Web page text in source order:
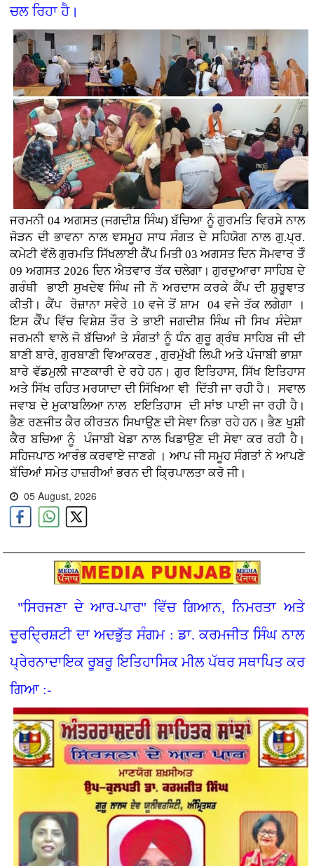
ਚਲ ਰਿਹਾ ਹੈ।
ਜਰਮਨੀ04 ਅਗਸਤ (ਜਗਦੀਸ਼ ਸਿੰਘ) ਬੱਚਿਆ ਨੂੰ ਗੁਰਮਤਿ ਵਿਰਸੇ ਨਾਲ
ਜੋੜਨ ਦੀ ਭਾਵਨਾ ਨਾਲ ਞਸਮੂਹ ਸਾਧ ਸੰਗਤ ਦੇ ਸਹਿਯੋਗ ਨਾਲ ਗੁ.ਪ੍ਰ.
ਕਮੇਟੀ ਵੱਲੋ ਗੁਰਮਤਿ ਸਿੱਖਲਾਈ ਕੈਂਪ ਮਿਤੀ 03 ਅਗਸਤ ਦਿਨ ਸੋਮਵਾਰ ਤੋੰ
09 ਅਗਸਤ 2026 ਦਿਨ ਐਤਵਾਰ ਤੱਕ ਚਲੇਗਾ। ਗੁਰਦੁਆਰਾ ਸਾਹਿਬ ਦੇ
ਗਰੰਥੀ ਭਾਈ ਸੁਖਦੇਞ ਸਿੰਘ ਜੀ ਨੋ ਅਰਦਾਸ ਕਰਕੇ ਕੈਂਪ ਦੀ ਸ਼ੁਰੂਞਾਤ
ਕੀਤੀ। ਕੈਂਪ ਰੋਜ਼ਾਨਾ ਸਵੇਰੇ 10 ਵਜੇ ਤੋਂ ਸ਼ਾਮ 04 ਵਜੇ ਤੱਕ ਲਗੇਗਾ ।
ਇਸ ਕੈੰਪ ਵਿੱਚ ਵਿਸ਼ੇਸ਼ ਤੌਰ ਤੇ ਭਾਈ ਜਗਦੀਸ਼ ਸਿੰਘ ਜੀ ਸਿਖ ਸੰਦੇਸ਼ਾ
ਜਰਮਨੀ ਞਾਲੇ ਜੋ ਬੱਚਿਆਂ ਤੇ ਸੰਗਤਾਂ ਨੂੰ ਧੰਨ ਗੁਰੂ ਗ੍ਰੰਥ ਸਾਹਿਬ ਜੀ ਦੀ
ਬਾਣੀ ਬਾਰੇ, ਗੁਰਬਾਣੀ ਵਿਆਕਰਣ , ਗੁਰਮੁੱਖੀ ਲਿਪੀ ਅਤੇ ਪੰਜਾਬੀ ਭਾਸ਼ਾ
ਬਾਰੇ ਵੱਡਮੁਲੀ ਜਾਣਕਾਰੀ ਦੇ ਰਹੇ ਹਨ। ਗੁਰ ਇਤਿਹਾਸ, ਸਿੱਖ ਇਤਿਹਾਸ
ਅਤੇ ਸਿੱਖ ਰਹਿਤ ਮਰਯਾਦਾ ਦੀ ਸਿੱਖਿਆ ਞੀ ਦਿੱਤੀ ਜਾ ਰਹੀ ਹੈ। ਸਵਾਲ
ਜਵਾਬ ਦੇ ਮੁਕਾਬਲਿਆ ਨਾਲ ੲਇਤਿਹਾਸ ਦੀ ਸਾਂਝ ਪਾਈ ਜਾ ਰਹੀ ਹੈ।
ਭੈਣ ਰਣਜੀਤ ਕੈਰ ਕੀਰਤਨ ਸਿਖਾਉਣ ਦੀ ਸੇਞਾ ਨਿਭਾ ਰਹੇ ਹਨ। ਭੈਣ ਖੁਸ਼ੀ
ਕੈਰ ਬਚਿਆ ਨੂੰ ਪੰਜਾਬੀ ਖੇਡਾ ਨਾਲ ਖਿਡਾਉਣ ਦੀ ਸੇਞਾ ਕਰ ਰਹੀ ਹੈ।
ਸਹਿਜਪਾਠ ਆਰੰਭ ਕਰਵਾਏ ਜਾਣਗੇ । ਆਪ ਜੀ ਸਮੂਹ ਸੰਗਤਾਂ ਨੇ ਆਪਣੇ
ਬੱਚਿਆਂ ਸਮੇਤ ਹਾਜ਼ਰੀਆਂ ਭਰਨ ਦੀ ਕ੍ਰਿਪਾਲਤਾ ਕਰੋ ਜੀ।
05 August, 2026
"ਸਿਰਜਣਾ ਦੇ ਆਰ-ਪਾਰ" ਵਿੱਚ ਗਿਆਨ, ਨਿਮਰਤਾ ਅਤੇ
ਦੂਰਦ੍ਰਿਸ਼ਟੀ ਦਾ ਅਦਭੁੱਤ ਸੰਗਮ : ਡਾ. ਕਰਮਜੀਤ ਸਿੰਘ ਨਾਲ
ਪ੍ਰੇਰਨਾਦਾਇਕ ਰੂਬਰੂ ਇਤਿਹਾਸਿਕ ਮੀਲ ਪੱਥਰ ਸਥਾਪਿਤ ਕਰ
ਗਿਆ :-